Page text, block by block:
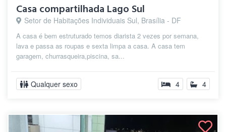
Casa compartilhada Lago Sul
Setor de Habitações Individuais Sul, Brasília - DF
A casa é bem estruturado temos diarista 2 vezes por semana,
lava e passa as roupas e sexta limpa a casa. A casa tem
garagem, churrasqueira,piscina, sa...
Qualquer sexo 4 4